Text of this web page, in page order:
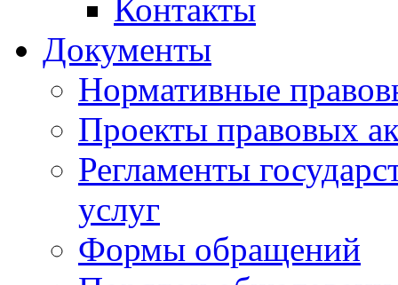
Контакты
Документы
Нормативные
Проекты правовых
Регламенты
услуг
Формы обращений